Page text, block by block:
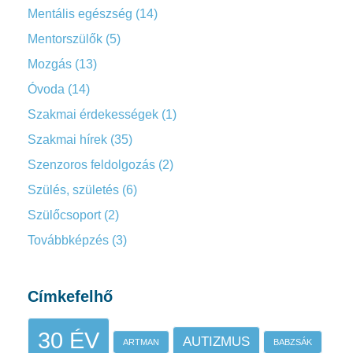
Mentális egészség (14)
Mentorszülők (5)
Mozgás (13)
Óvoda (14)
Szakmai érdekességek (1)
Szakmai hírek (35)
Szenzoros feldolgozás (2)
Szülés, születés (6)
Szülőcsoport(2)
Továbbképzés (3)
Címkefelhő
30 ÉV ARTMAN AUTIZMUS BABZSÁK